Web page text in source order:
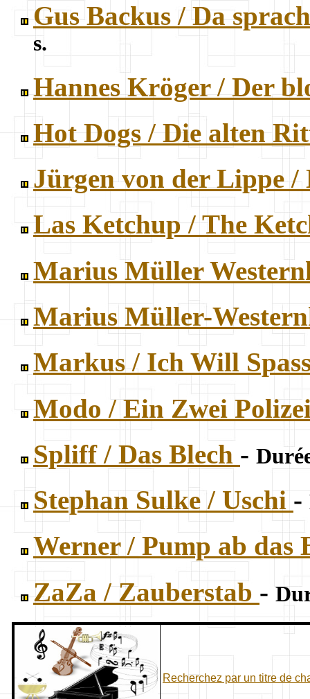
Gus Backus / Da
s.
Hannes Kröger / Der
Hot Dogs / Die alten
Jürgen von der Lippe
Las Ketchup / The
Marius Müller
Marius Müller-
Markus / Ich Will
Modo / Ein Zwei
Spliff / Das Blech -
Stephan Sulke / Uschi -
Werner / Pump ab das
ZaZa / Zauberstab -
Recherchez par un titre de